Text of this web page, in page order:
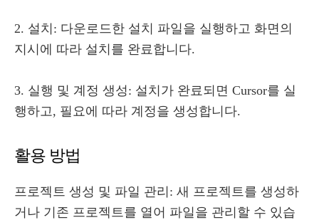
2. 설치: 다운로드한 설치 파일을 실행하고 화면의
지시에 따라 설치를 완료합니다.
3. 실행 및 계정 생성: 설치가 완료되면 Cursor를 실
행하고, 필요에 따라 계정을 생성합니다.
활용 방법
프로젝트 생성 및 파일 관리: 새 프로젝트를 생성하
거나 기존 프로젝트를 열어 파일을 관리할 수 있습